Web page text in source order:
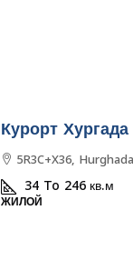
Курорт
5R3C+X36,
34 To 246кв.м
ЖИЛОЙ